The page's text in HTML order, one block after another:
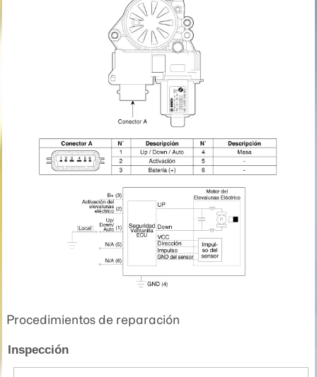
Procedimientos de reparación
Inspección